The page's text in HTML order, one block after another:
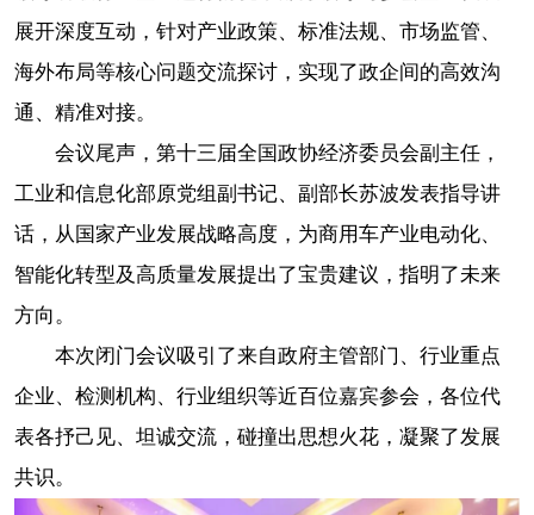
展开深度互动，针对产业政策、标准法规、市场监管、
海外布局等核心问题交流探讨，实现了政企间的高效沟
通、精准对接。
会议尾声，第十三届全国政协经济委员会副主任，
工业和信息化部原党组副书记、副部长苏波发表指导讲
话，从国家产业发展战略高度，为商用车产业电动化、
智能化转型及高质量发展提出了宝贵建议，指明了未来
方向。
本次闭门会议吸引了来自政府主管部门、行业重点
企业、检测机构、行业组织等近百位嘉宾参会，各位代
表各抒己见、坦诚交流，碰撞出思想火花，凝聚了发展
共识。